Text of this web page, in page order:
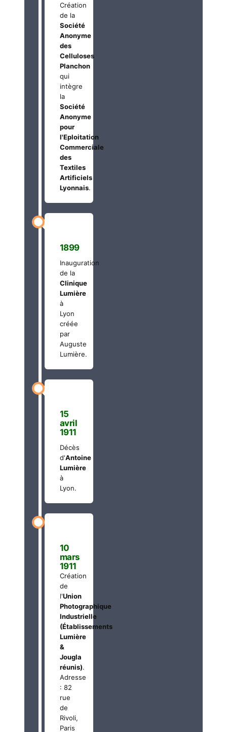
Création
de la
Société
Anonyme
des
Celluloses
Planchon
qui
intègre
la
Société
Anonyme
pour
l'Eploitation
Commerciale
des
Textiles
Artificiels
Lyonnais.
1899
Inauguration
de la
Clinique
Lumière
à
Lyon
créée
par
Auguste
Lumière.
15
avril
1911
Décès
d'Antoine
Lumière
à
Lyon.
10
mars
1911
Création
de
l'Union
Photographique
Industrielle
(Établissements
Lumière
&
Jougla
réunis).
Adresse
: 82
rue
de
Rivoli,
Paris